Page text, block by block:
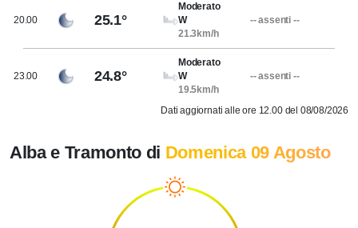
20.00 25.1°
Moderato
W
21.3km/h
-- assenti --
23.00 24.8°
Moderato
W
19.5km/h
-- assenti --
Dati aggiornati alle ore 12.00 del 08/08/2026
Alba e Tramonto di Domenica 09 Agosto